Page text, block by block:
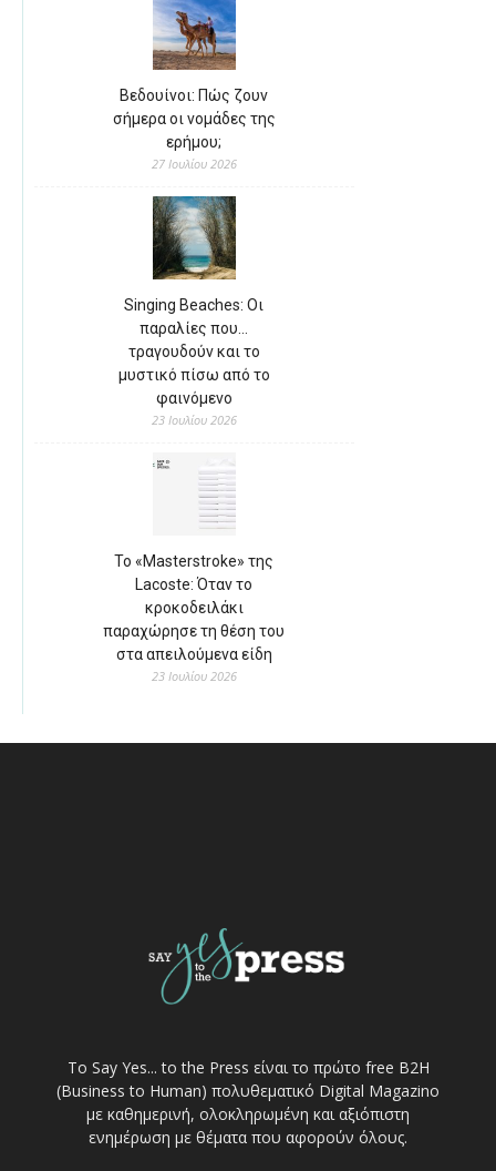
Βεδουίνοι: Πώς ζουν
σήμερα οι νομάδες της
ερήμου;
27 Ιουλίου 2026
Singing Beaches: Οι
παραλίες που…
τραγουδούν και το
μυστικό πίσω από το
φαινόμενο
23 Ιουλίου 2026
Το «Masterstroke» της
Lacoste: Όταν το
κροκοδειλάκι
παραχώρησε τη θέση του
στα απειλούμενα είδη
23 Ιουλίου 2026
Το Say Yes... to the Press είναι το πρώτο free Β2Η
(Business to Human) πολυθεματικό Digital Magazino
με καθημερινή, ολοκληρωμένη και αξιόπιστη
ενημέρωση με θέματα που αφορούν όλους.